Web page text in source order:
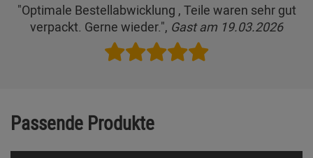
"Optimale Bestellabwicklung , Teile waren sehr gut
verpackt. Gerne wieder.", Gast am 19.03.2026
Passende Produkte